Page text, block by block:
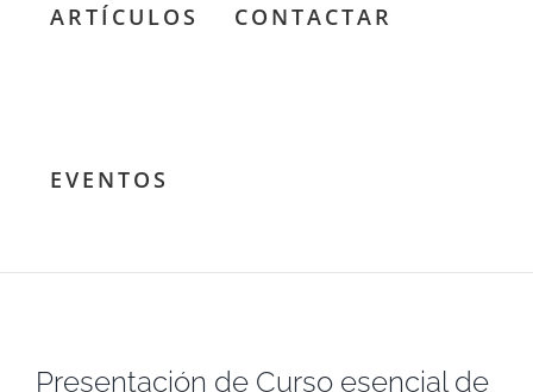
ARTÍCULOS CONTACTAR
EVENTOS
Presentación de Curso esencial de